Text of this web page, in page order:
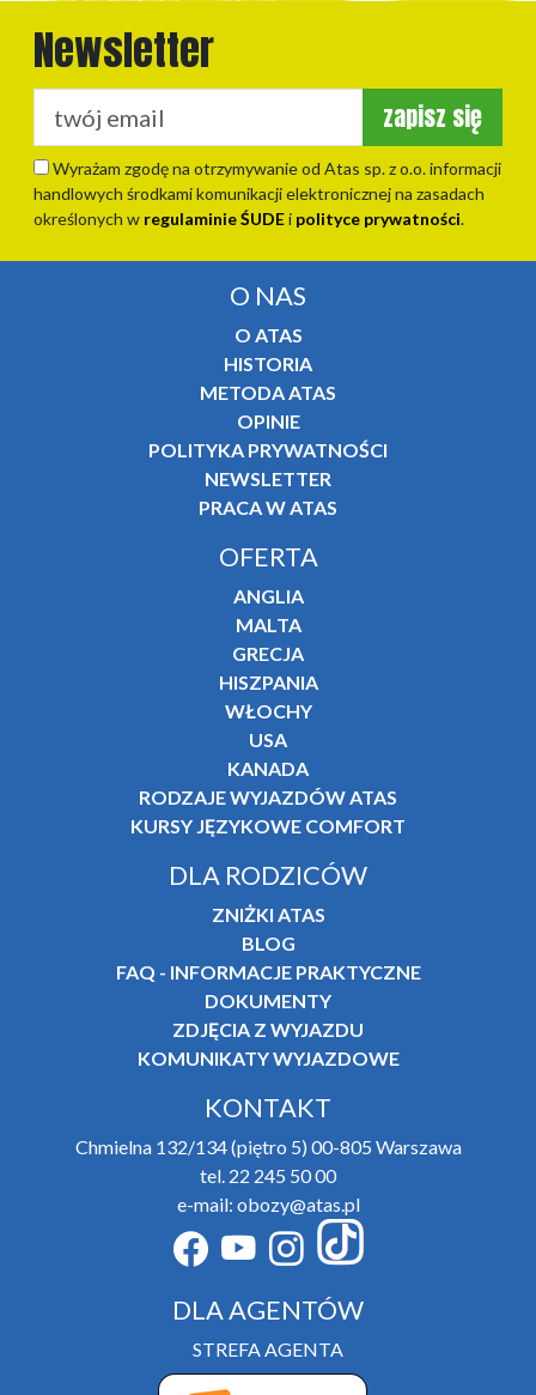
Newsletter
zapisz się
Wyrażam zgodę na otrzymywanie od Atas sp. z o.o. informacji
handlowych środkami komunikacji elektronicznej na zasadach
określonych w regulaminie ŚUDEi polityce prywatności.
O NAS
O ATAS
HISTORIA
METODA ATAS
OPINIE
POLITYKA PRYWATNOŚCI
NEWSLETTER
PRACA W ATAS
OFERTA
ANGLIA
MALTA
GRECJA
HISZPANIA
WŁOCHY
USA
KANADA
RODZAJE WYJAZDÓW ATAS
KURSY JĘZYKOWE COMFORT
DLA RODZICÓW
ZNIŻKI ATAS
BLOG
FAQ - INFORMACJE PRAKTYCZNE
DOKUMENTY
ZDJĘCIA Z WYJAZDU
KOMUNIKATY WYJAZDOWE
KONTAKT
Chmielna 132/134 (piętro 5) 00-805 Warszawa
tel. 22 245 50 00
e-mail: obozy@atas.pl
DLA AGENTÓW
STREFA AGENTA